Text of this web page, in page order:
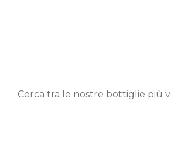
Cerca tra le nostre bottiglie più